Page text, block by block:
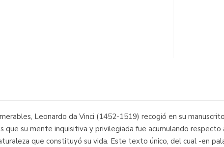
Leonardo da Vinci (1452-1519) recogió en su
su mente inquisitiva y privilegiada fue acumulando respecto
que constituyó su vida. Este texto único, del cual -en